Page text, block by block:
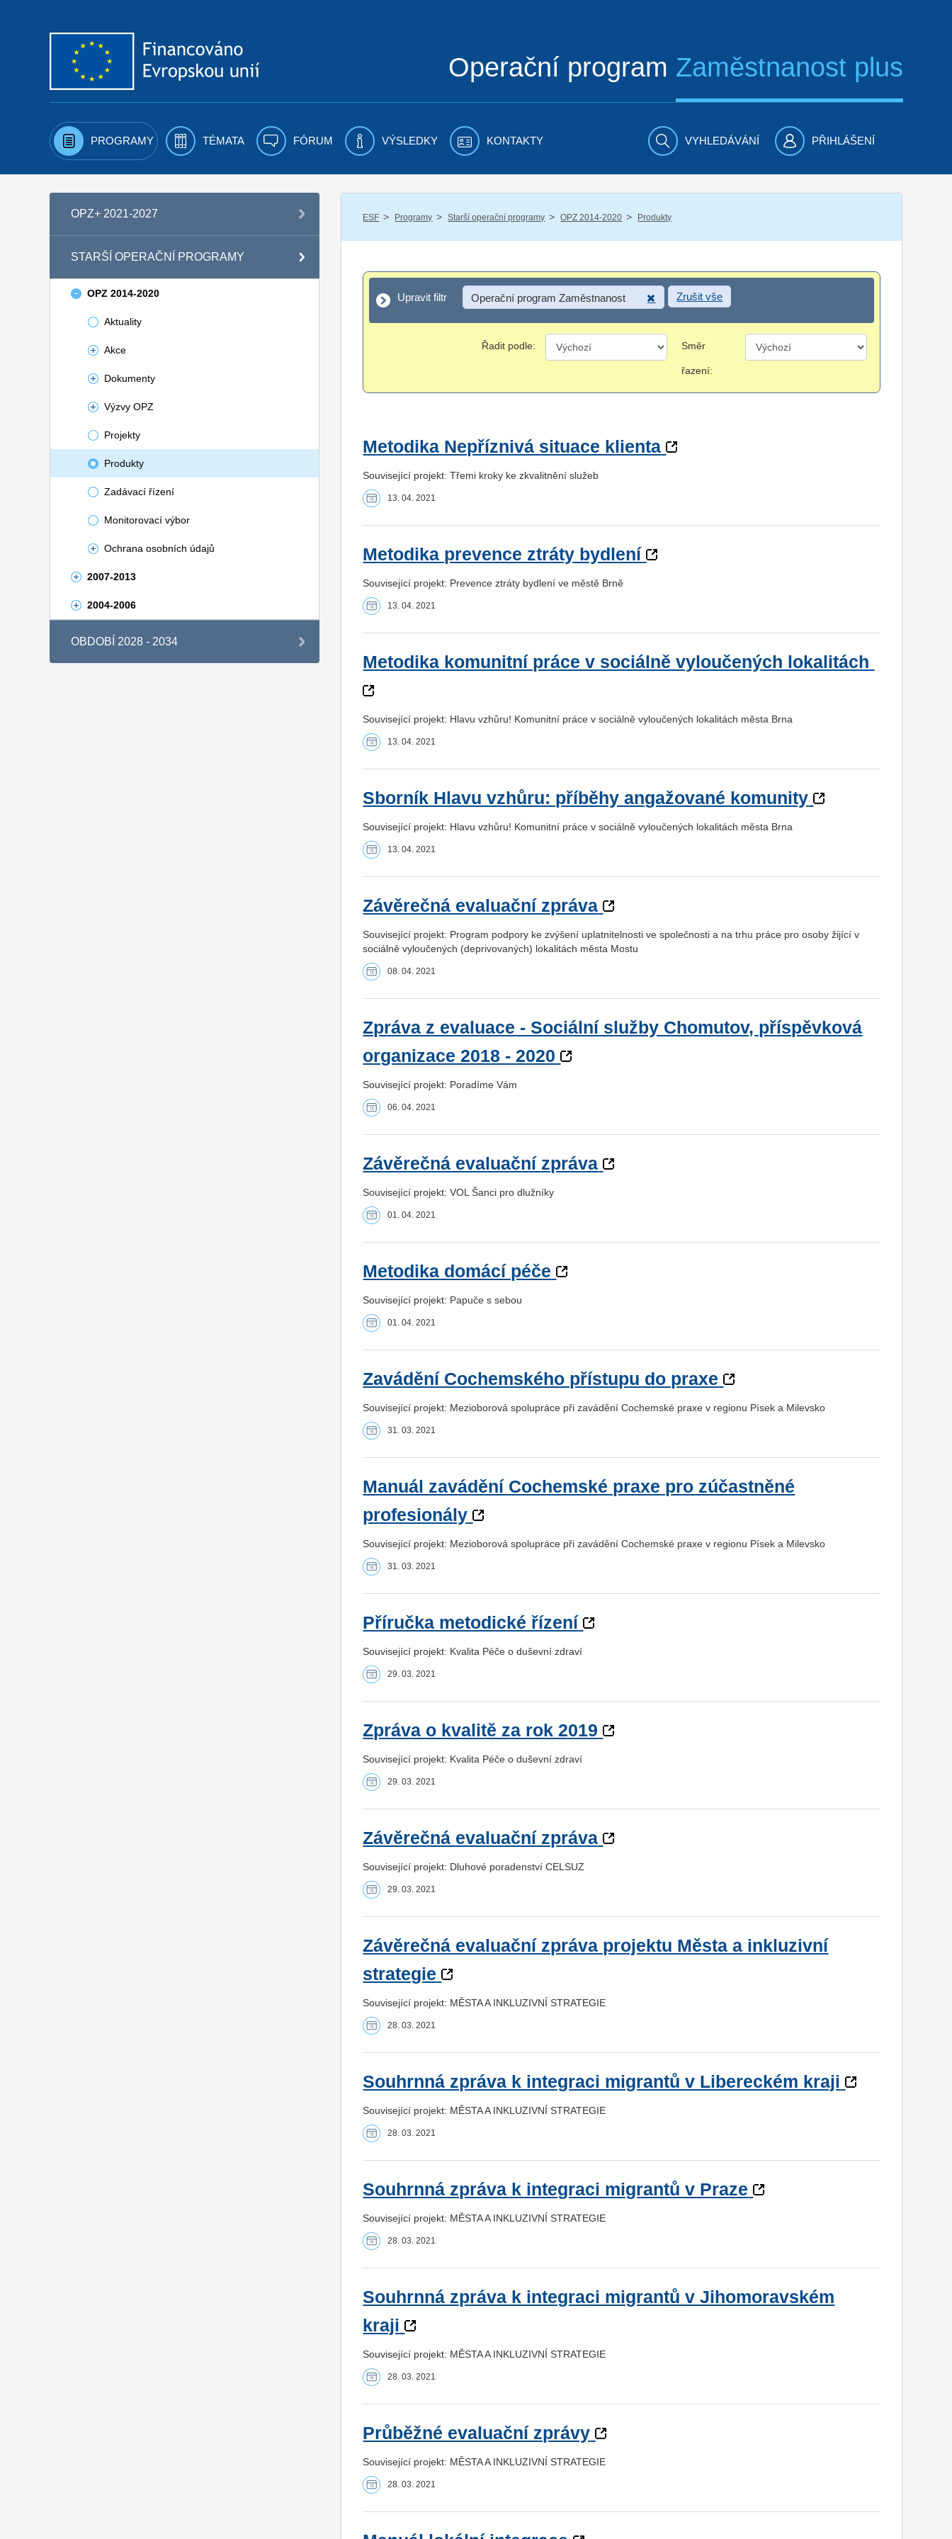
Operační program Zaměstnanost plus
PROGRAMY TÉMATA FÓRUM VÝSLEDKY KONTAKTY VYHLEDÁVÁNÍ PŘIHLÁŠENÍ
OPZ+ 2021-2027
STARŠÍ OPERAČNÍ PROGRAMY
OPZ 2014-2020
Aktuality
Akce
Dokumenty
Výzvy OPZ
Projekty
Produkty
Zadávací řízení
Monitorovací výbor
Ochrana osobních údajů
2007-2013
2004-2006
OBDOBÍ 2028 - 2034
ESF / Programy / Starší operační programy / OPZ 2014-2020 / Produkty
Upravit filtr
Upravit filtr Operační program Zaměstnanost Zrušit vše
Řadit podle: Směr
řazení:
Metodika Nepříznivá situace klienta
Související projekt: Třemi kroky ke zkvalitnění služeb
13. 04. 2021
Metodika prevence ztráty bydlení
Související projekt: Prevence ztráty bydlení ve městě Brně
13. 04. 2021
Metodika komunitní práce v sociálně vyloučených lokalitách
Související projekt: Hlavu vzhůru! Komunitní práce v sociálně vyloučených lokalitách města Brna
13. 04. 2021
Sborník Hlavu vzhůru: příběhy angažované komunity
Související projekt: Hlavu vzhůru! Komunitní práce v sociálně vyloučených lokalitách města Brna
13. 04. 2021
Závěrečná evaluační zpráva
Související projekt: Program podpory ke zvýšení uplatnitelnosti ve společnosti a na trhu práce pro osoby žijící v
sociálně vyloučených (deprivovaných) lokalitách města Mostu
08. 04. 2021
Zpráva z evaluace - Sociální služby Chomutov, příspěvková
organizace 2018 - 2020
Související projekt: Poradíme Vám
06. 04. 2021
Závěrečná evaluační zpráva
Související projekt: VOL Šanci pro dlužníky
01. 04. 2021
Metodika domácí péče
Související projekt: Papuče s sebou
01. 04. 2021
Zavádění Cochemského přístupu do praxe
Související projekt: Mezioborová spolupráce při zavádění Cochemské praxe v regionu Písek a Milevsko
31. 03. 2021
Manuál zavádění Cochemské praxe pro zúčastněné
profesionály
Související projekt: Mezioborová spolupráce při zavádění Cochemské praxe v regionu Písek a Milevsko
31. 03. 2021
Příručka metodické řízení
Související projekt: Kvalita Péče o duševní zdraví
29. 03. 2021
Zpráva o kvalitě za rok 2019
Související projekt: Kvalita Péče o duševní zdraví
29. 03. 2021
Závěrečná evaluační zpráva
Související projekt: Dluhové poradenství CELSUZ
29. 03. 2021
Závěrečná evaluační zpráva projektu Města a inkluzivní
strategie
Související projekt: MĚSTA A INKLUZIVNÍ STRATEGIE
28. 03. 2021
Souhrnná zpráva k integraci migrantů v Libereckém kraji
Související projekt: MĚSTA A INKLUZIVNÍ STRATEGIE
28. 03. 2021
Souhrnná zpráva k integraci migrantů v Praze
Související projekt: MĚSTA A INKLUZIVNÍ STRATEGIE
28. 03. 2021
Souhrnná zpráva k integraci migrantů v Jihomoravském
kraji
Související projekt: MĚSTA A INKLUZIVNÍ STRATEGIE
28. 03. 2021
Průběžné evaluační zprávy
Související projekt: MĚSTA A INKLUZIVNÍ STRATEGIE
28. 03. 2021